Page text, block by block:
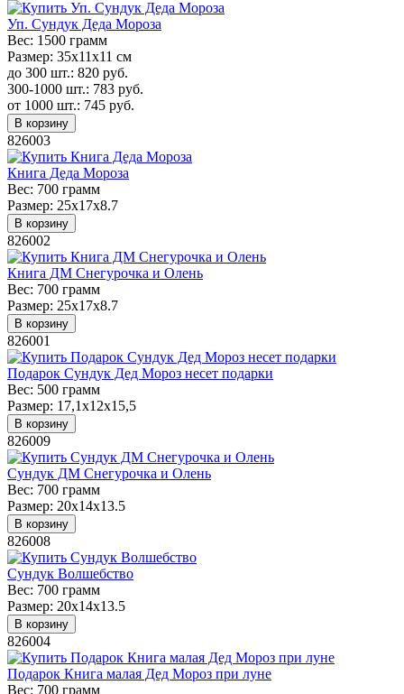
Уп. Сундук Деда Мороза
Вес: 1500 грамм
Размер: 35х11х11 см
до 300 шт.: 820 руб.
300-1000 шт.: 783 руб.
от 1000 шт.: 745 руб.
В корзину
826003
Книга Деда Мороза
Вес: 700 грамм
Размер: 25x17x8.7
В корзину
826002
Книга ДМ Снегурочка и Олень
Вес: 700 грамм
Размер: 25x17x8.7
В корзину
826001
Подарок Сундук Дед Мороз несет подарки
Вес: 500 грамм
Размер: 17,1х12х15,5
В корзину
826009
Сундук ДМ Снегурочка и Олень
Вес: 700 грамм
Размер: 20х14х13.5
В корзину
826008
Сундук Волшебство
Вес: 700 грамм
Размер: 20х14х13.5
В корзину
826004
Подарок Книга малая Дед Мороз при луне
Вес: 700 грамм